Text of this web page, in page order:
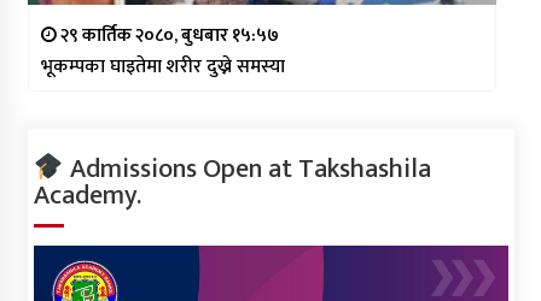
२९ कार्तिक २०८०, बुधबार १५:५७
भूकम्पका घाइतेमा शरीर दुख्ने समस्या
Admissions Open at Takshashila
Academy.